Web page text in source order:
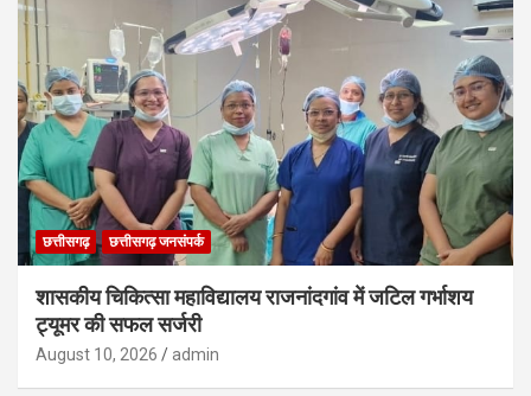
छत्तीसगढ़ छत्तीसगढ़ जनसंपर्क
शासकीय चिकित्सा महाविद्यालय राजनांदगांव में जटिल गर्भाशय
ट्यूमर की सफल सर्जरी
August 10, 2026 admin